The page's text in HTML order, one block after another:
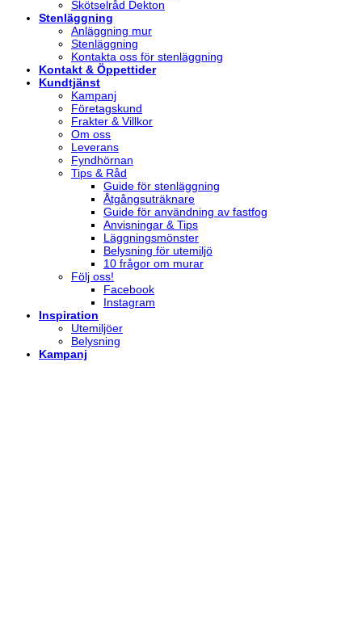
Skötselråd Dekton
Stenläggning
Anläggning mur
Stenläggning
Kontakta oss för stenläggning
Kontakt & Öppettider
Kundtjänst
Kampanj
Företagskund
Frakter & Villkor
Om oss
Leverans
Fyndhörnan
Tips & Råd
Guide för stenläggning
Åtgångsuträknare
Guide för användning av fastfog
Anvisningar & Tips
Läggningsmönster
Belysning för utemiljö
10 frågor om murar
Följ oss!
Facebook
Instagram
Inspiration
Utemiljöer
Belysning
Kampanj